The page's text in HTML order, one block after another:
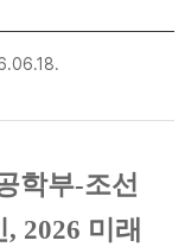
학부-조선
2026 미래